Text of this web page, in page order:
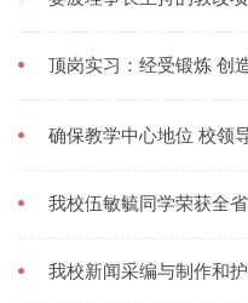
顶岗实习：经受锻炼 创
确保教学中心地位 校领
我校伍敏毓同学荣获全
我校新闻采编与制作和